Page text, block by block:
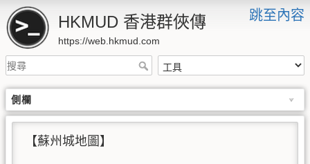
跳至內容
HKMUD 香港群俠傳
https://web.hkmud.com
側欄
【蘇州城地圖】